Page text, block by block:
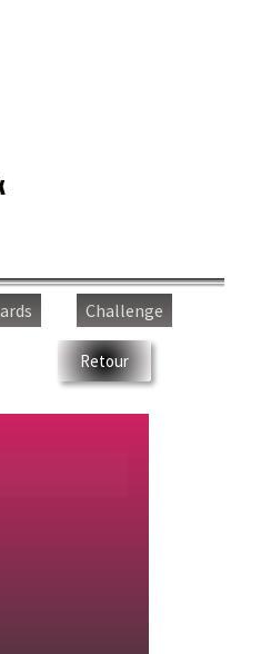
Challenge
Retour